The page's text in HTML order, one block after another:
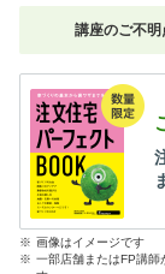
「わが家の予算で
めです。講座のご不明
※ 画像はイメージです
※ 一部店舗またはFP講師